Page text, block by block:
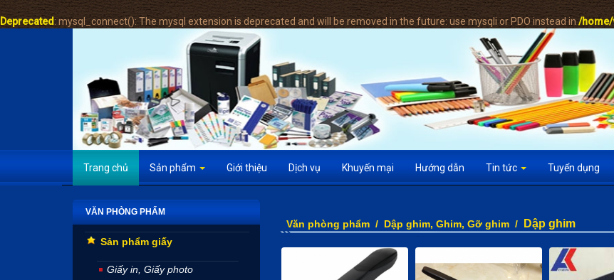
Deprecated: mysql_connect(): The mysql extension is deprecated and will be removed in the future: use mysqli or PDO instead in/home/
Trang chủ Sản phẩm Giới thiệu Dịch vụ Khuyến mại Hướng dẫn Tin tức Tuyển dụng
VĂN PHÒNG PHẨM
Sản phẩm giấy
Giấy in, Giấy photo
Văn phòng phẩm/ Dập ghim, Ghim, Gỡ ghim/ Dập ghim